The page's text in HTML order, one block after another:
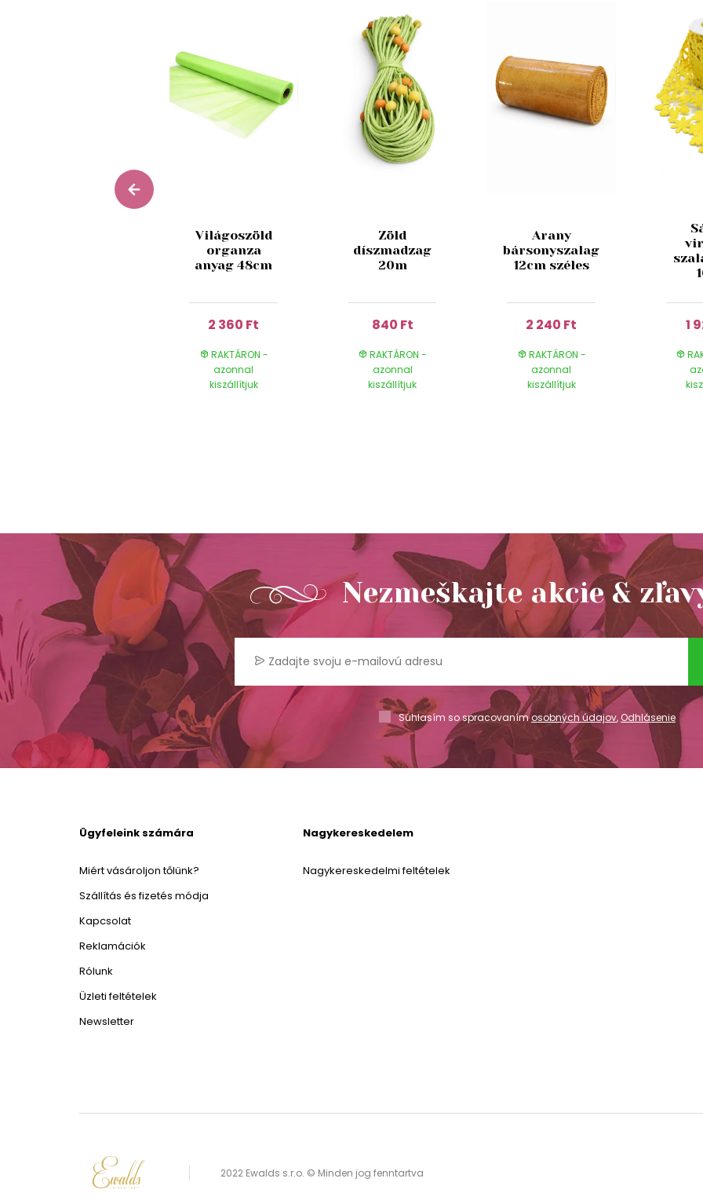
Világoszöld
organza
anyag 48cm
2 360 Ft
RAKTÁRON -
azonnal
kiszállítjuk
Zöld
díszmadzag
20m
840 Ft
RAKTÁRON -
azonnal
kiszállítjuk
Arany
bársonyszalag
12cm széles
2 240 Ft
RAKTÁRON -
azonnal
kiszállítjuk
1
Nezmeškajte akcie &
Súhlasím so spracovanímosobných údajov,Odhlásenie
Ügyfeleink számára
Miért vásároljon tőlünk?
Szállítás és fizetés módja
Kapcsolat
Reklamációk
Rólunk
Üzleti feltételek
Newsletter
Nagykereskedelem
Nagykereskedelmi feltételek
2022 Ewalds s.r.o. © Minden jog fenntartva